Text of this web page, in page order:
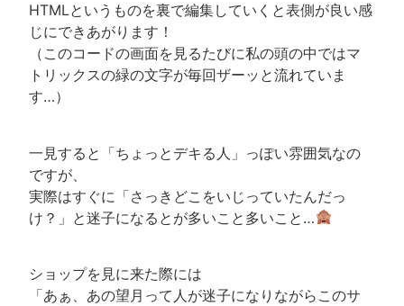
HTMLというものを裏で編集していくと表側が良い感
じにできあがります！
（このコードの画面を見るたびに私の頭の中ではマ
トリックスの緑の文字が毎回ザーッと流れていま
す…）
一見すると「ちょっとデキる人」っぽい雰囲気なの
ですが、
実際はすぐに「さっきどこをいじっていたんだっ
け？」と迷子になるとが多いこと多いこと…
ショップを見に来た際には
「あぁ、あの望月って人が迷子になりながらこのサ